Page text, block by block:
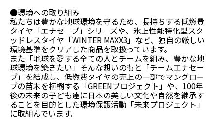
●環境への取り組み
私たちは豊かな地球環境を守るため、長持ちする低燃費
タイヤ「エナセーブ」シリーズや、氷上性能特化型スタ
ッドレスタイヤ「WINTER MAXX3」など、独自の厳しい
環境基準をクリアした商品を取扱っています。
また「地球を愛する全ての人とチームを組み、豊かな地
球環境を築きたい」そんな想いのもと「チームエナセー
ブ」を結成し、低燃費タイヤの売上の一部でマングロー
ブの苗木を植樹する「GREENプロジェクト」や、100年
後の未来の子ども達に日本の美しい文化や自然を継承す
ることを目的とした環境保護活動「未来プロジェクト」
に取組んでいます。